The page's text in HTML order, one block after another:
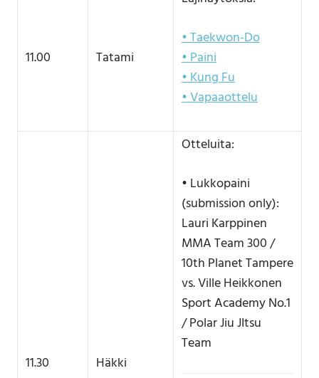
11.00 Tatami
• Taekwon-Do
• Paini
• Kung Fu
• Vapaaottelu
11.30 Häkki
Otteluita:
• Lukkopaini
(submission only):
Lauri Karppinen
MMA Team 300 /
10th Planet Tampere
vs. Ville Heikkonen
Sport Academy No.1
/ Polar Jiu JItsu
Team